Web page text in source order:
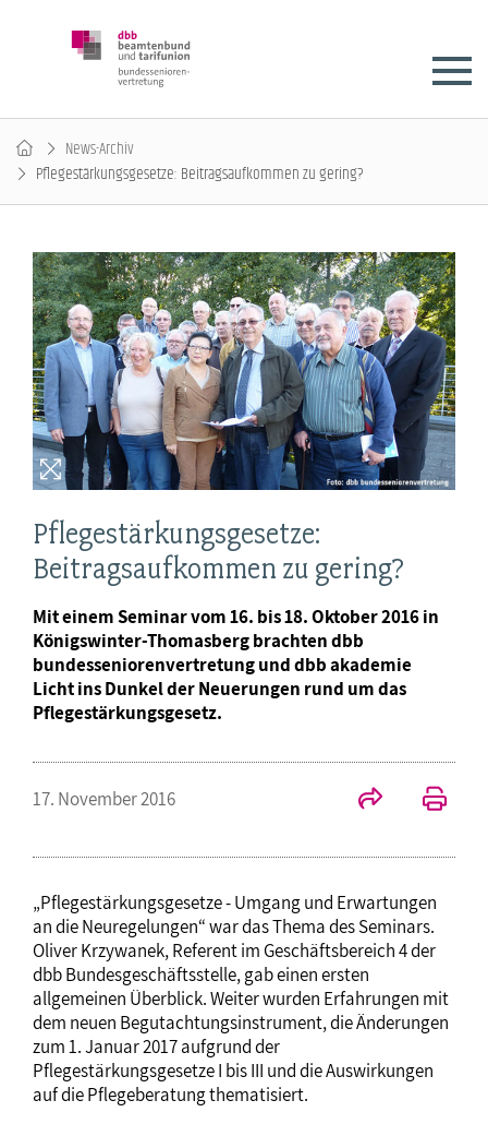
News-Archiv
Pflegestärkungsgesetze: Beitragsaufkommen zu gering?
Pflegestärkungsgesetze:
Beitragsaufkommen zu gering?
Mit einem Seminar vom 16. bis 18. Oktober 2016 in
Königswinter-Thomasberg brachten dbb
bundesseniorenvertretung und dbb akademie
Licht ins Dunkel der Neuerungen rund um das
Pflegestärkungsgesetz.
17. November 2016
„Pflegestärkungsgesetze - Umgang und Erwartungen
an die Neuregelungen“ war das Thema des Seminars.
Oliver Krzywanek, Referent im Geschäftsbereich 4 der
dbb Bundesgeschäftsstelle, gab einen ersten
allgemeinen Überblick. Weiter wurden Erfahrungen mit
dem neuen Begutachtungsinstrument, die Änderungen
zum 1. Januar 2017 aufgrund der
Pflegestärkungsgesetze I bis III und die Auswirkungen
auf die Pflegeberatung thematisiert.